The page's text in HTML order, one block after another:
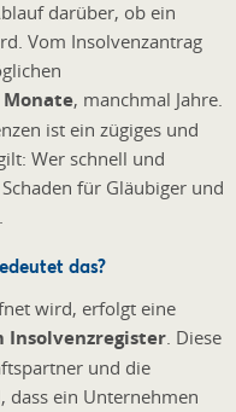
darüber, ob ein
Vom Insolvenzantrag
, manchmal Jahre.
ist ein zügiges und
Wer schnell und
für Gläubiger und
das?
wird, erfolgt eine
. Diese
und die
, dass ein Unternehmen